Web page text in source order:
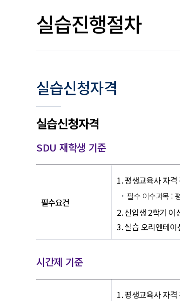
실습진행절차
실습신청자격
실습신청자격
SDU 재학생 기준
필수요건
평생교육사 자
필수 이수과목 :
신입생 2학기 이
실습 오리엔테이
시간제 기준
평생교육사 자